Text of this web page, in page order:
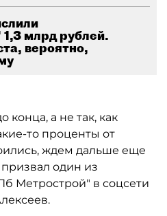
млрд рублей.
вероятно,
конца, а не так, как
то проценты от
ждем дальше еще
один из
Метрострой" в соцсети